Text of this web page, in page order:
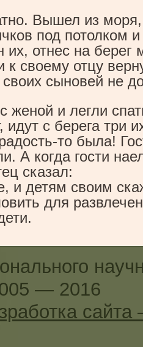
Вышел из
под потолком
их, отнес на берег
к своему отцу
сыновей не
женой и легли
идут с берега три
то была!
А когда гости
сказал:
и детям своим
для
— 2016